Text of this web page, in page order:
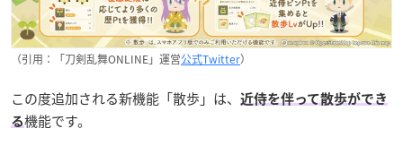
（引用：「刀剣乱舞ONLINE」運営公式Twitter）
この度追加される新機能「散歩」は、
近侍を伴って散歩ができ
る機能です。